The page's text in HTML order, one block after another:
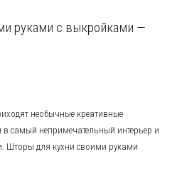
руками с выкройками —
необычные креативные
в самый непримечательный интерьер и
Шторы для кухни своими руками